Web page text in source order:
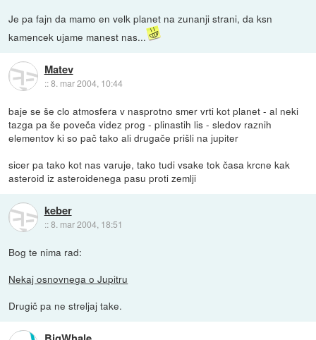
Je pa fajn da mamo en velk planet na zunanji strani, da ksn
kamencek ujame manest nas...
Matev
::8. mar 2004, 10:44
baje se še clo atmosfera v nasprotno smer vrti kot planet - al neki
tazga pa še poveča videz prog - plinastih lis - sledov raznih
elementov ki so pač tako ali drugače prišli na jupiter
sicer pa tako kot nas varuje, tako tudi vsake tok časa krcne kak
asteroid iz asteroidenega pasu proti zemlji
keber
::8. mar 2004, 18:51
Bog te nima rad:
Nekaj osnovnega o Jupitru
Drugič pa ne streljaj take.